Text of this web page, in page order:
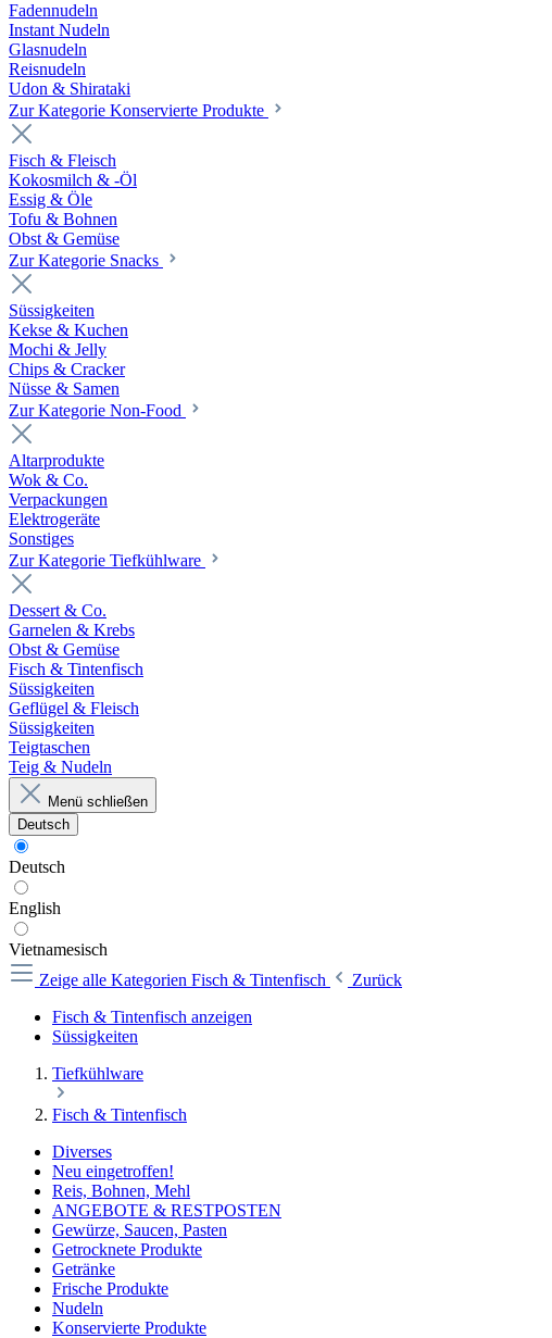
Fadennudeln
Instant Nudeln
Glasnudeln
Reisnudeln
Udon & Shirataki
Zur Kategorie Konservierte Produkte
Fisch & Fleisch
Kokosmilch & -Öl
Essig & Öle
Tofu & Bohnen
Obst & Gemüse
Zur Kategorie Snacks
Süssigkeiten
Kekse & Kuchen
Mochi & Jelly
Chips & Cracker
Nüsse & Samen
Zur Kategorie Non-Food
Altarprodukte
Wok & Co.
Verpackungen
Elektrogeräte
Sonstiges
Zur Kategorie Tiefkühlware
Dessert & Co.
Garnelen & Krebs
Obst & Gemüse
Fisch & Tintenfisch
Süssigkeiten
Geflügel & Fleisch
Süssigkeiten
Teigtaschen
Teig & Nudeln
Menü schließen
Deutsch
Deutsch
English
Vietnamesisch
Zeige alle Kategorien Fisch & Tintenfisch
Zurück
Fisch & Tintenfisch anzeigen
Süssigkeiten
Tiefkühlware
Fisch & Tintenfisch
Diverses
Neu eingetroffen!
Reis, Bohnen, Mehl
ANGEBOTE & RESTPOSTEN
Gewürze, Saucen, Pasten
Getrocknete Produkte
Getränke
Frische Produkte
Nudeln
Konservierte Produkte